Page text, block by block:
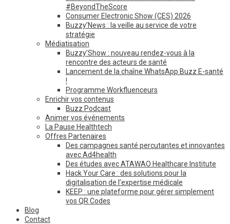
#BeyondTheScore
Consumer Electronic Show (CES) 2026
Buzzy’News : la veille au service de votre
stratégie
Médiatisation
Buzzy’Show : nouveau rendez-vous à la
rencontre des acteurs de santé
Lancement de la chaîne WhatsApp Buzz E-santé
!
Programme Workfluenceurs
Enrichir vos contenus
Buzz Podcast
Animer vos événements
La Pause Healthtech
Offres Partenaires
Des campagnes santé percutantes et innovantes
avec Ad4health
Des études avec ATAWAO Healthcare Institute
Hack Your Care : des solutions pour la
digitalisation de l’expertise médicale
KEEP : une plateforme pour gérer simplement
vos QR Codes
Blog
Contact